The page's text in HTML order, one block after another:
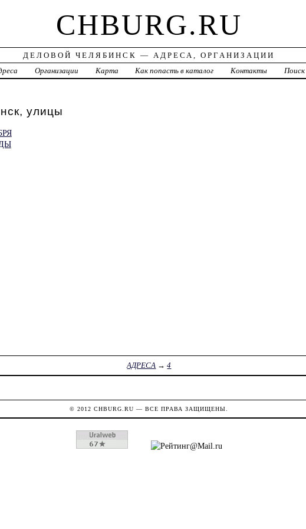
CHBURG.RU
ДЕЛОВОЙ ЧЕЛЯБИНСК — АДРЕСА, ОРГАНИЗАЦИИ
Организации Карта Как попасть в каталог Контакты Поиск
улицы
АДРЕСА →4
© 2012CHBURG.RU — ВСЕ ПРАВА ЗАЩИЩЕНЫ.